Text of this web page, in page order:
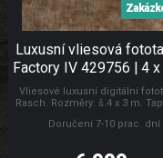
Luxusní vliesová
Factory IV 429756 | 4
Lepidlo zdarma
Vliesové luxusní digitální
Rasch. Rozměry: š.4 x 3 m.
pouze zeď. Vliesové tapety na
Doručení 7-10 prac. dní